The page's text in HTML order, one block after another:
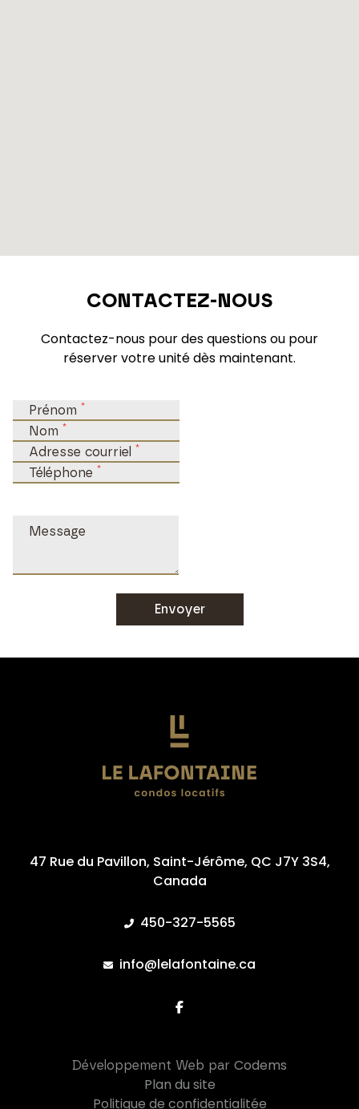
CONTACTEZ-NOUS
Contactez-nous pour des questions ou pour
réserver votre unité dès maintenant.
Prénom *
Nom *
Adresse courriel *
Téléphone *
Message
Envoyer
47 Rue du Pavillon, Saint-Jérôme, QC J7Y 3S4,
Canada
450-327-5565
info@lelafontaine.ca
Politique de confidentialitée
Plan du site
Développement Web par Codems